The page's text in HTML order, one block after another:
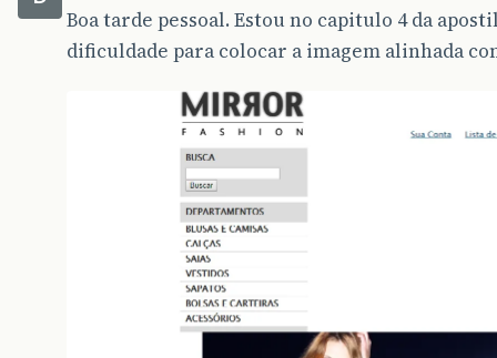
Boa tarde pessoal. Estou no capitulo 4 da
dificuldade para colocar a imagem alinhada